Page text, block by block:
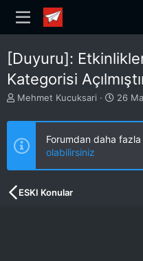
[Duyuru]:
Kategorisi
K
n
u
u
b
a
Mehmet Kucuksari
B
ş
a
g
26
Forumdan daha
olabilirsiniz
ESKI Konular